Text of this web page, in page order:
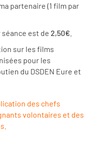
partenaire (1 film par
est de 2,50€
sur les films
pour les
du DSDEN Eure et
des chefs
volontaires et des